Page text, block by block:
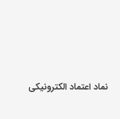
نماد اعتماد الکترونیکی​